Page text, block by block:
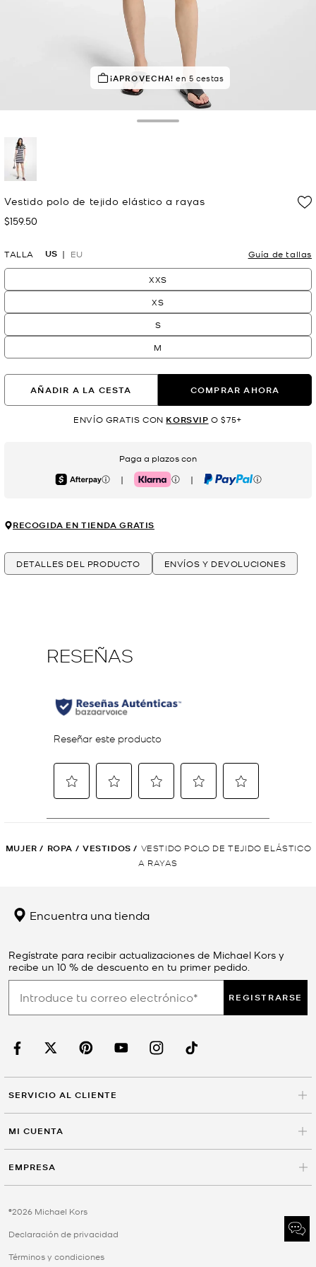
¡APROVECHA! en 5 cestas
Vestido polo de tejido elástico a rayas
Ahora
$159.50
TALLA US EU Guía de tallas
XXS
XS
S
M
AÑADIR A LA CESTA COMPRAR AHORA
ENVÍO GRATIS CON KORSVIP O $75+
Paga a plazos con
Afterpay | Klarna | PayPal
RECOGIDA EN TIENDA GRATIS
DETALLES DEL PRODUCTO ENVÍOS Y DEVOLUCIONES
MUJER / ROPA / VESTIDOS / VESTIDO POLO DE TEJIDO ELÁSTICO
A RAYAS
Encuentra una tienda
Regístrate para recibir actualizaciones de Michael Kors y
recibe un 10 % de descuento en tu primer pedido.
REGISTRARSE
SERVICIO AL CLIENTE
MI CUENTA
EMPRESA
©2026 Michael Kors
Declaración de privacidad
Términos y condiciones